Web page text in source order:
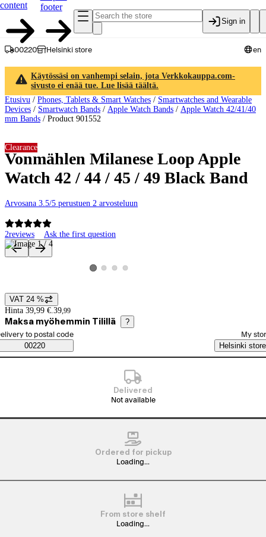
content
footer
Sign in
00220 Helsinki store en
Käytössäsi on vanhempi selain, jota Verkkokauppa.com-
sivusto ei enää tue. Lue lisää täältä.
Etusivu / Phones, Tablets & Smart Watches / Smartwatches and Wearable
Devices / Smartwatch Bands / Apple Watch Bands / Apple Watch 42/41/40
mm Bands / Product 901552
Vonmählen Milanese Loop Apple
Watch 42 / 44 / 45 / 49 Black Band
Arvosana 3.5/5 perustuen 2 arvosteluun
2reviews Ask the first question
Clearance
Product images and videos
View product image 1
View product image 2
View product image 3
View product image 4
Price details
VAT 24 %
Hinta 39,99 €. 39,99
Maksa myöhemmin Tilillä ?
Saatavuustiedot
order method
to postal code
00220
My
Helsinki store
Delivered
Not available
Ordered for pickup
Loading...
From store shelf
Loading...